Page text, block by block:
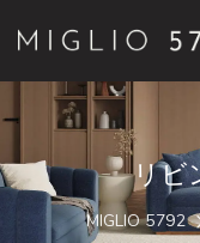
リビ
MIGLIO 5792